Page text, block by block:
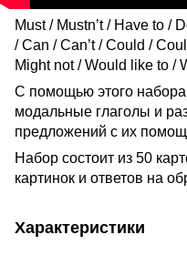
Must / Mustn’t / Have to /
/ Can / Can’t / Could /
Might not / Would like to /
С помощью этого
модальные глаголы и
предложений с их
Набор состоит из 50
картинок и ответов на
Характеристики